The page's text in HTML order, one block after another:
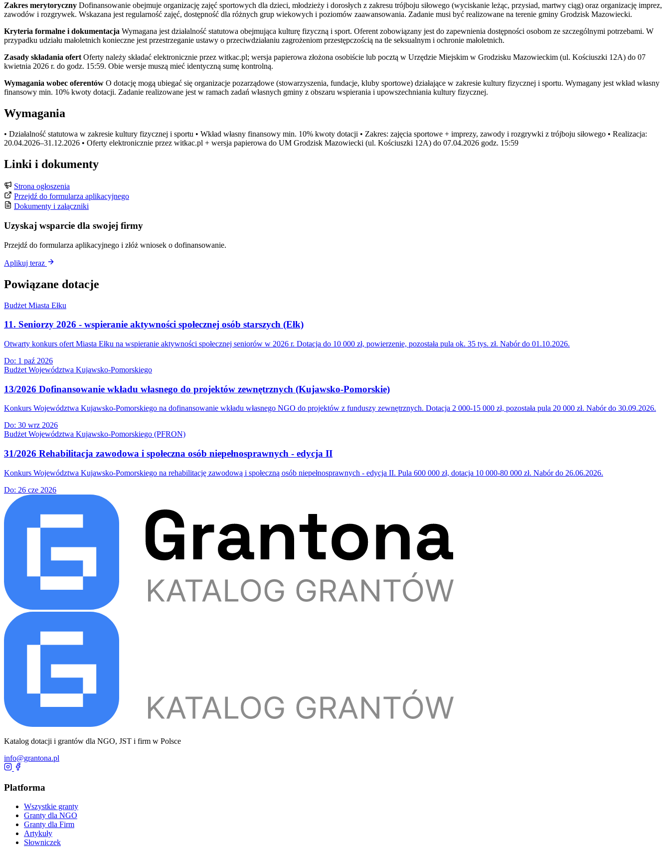
Zakres merytoryczny Dofinansowanie obejmuje organizację zajęć sportowych dla dzieci, młodzieży i dorosłych z zakresu trójboju siłowego (wyciskanie leżąc, przysiad, martwy ciąg) oraz organizację imprez,
zawodów i rozgrywek. Wskazana jest regularność zajęć, dostępność dla różnych grup wiekowych i poziomów zaawansowania. Zadanie musi być realizowane na terenie gminy Grodzisk Mazowiecki.
Kryteria formalne i dokumentacja Wymagana jest działalność statutowa obejmująca kulturę fizyczną i sport. Oferent zobowiązany jest do zapewnienia dostępności osobom ze szczególnymi potrzebami. W
przypadku udziału małoletnich konieczne jest przestrzeganie ustawy o przeciwdziałaniu zagrożeniom przestępczością na tle seksualnym i ochronie małoletnich.
Zasady składania ofert Oferty należy składać elektronicznie przez witkac.pl; wersja papierowa złożona osobiście lub pocztą w Urzędzie Miejskim w Grodzisku Mazowieckim (ul. Kościuszki 12A) do 07
kwietnia 2026 r. do godz. 15:59. Obie wersje muszą mieć identyczną sumę kontrolną.
Wymagania wobec oferentów O dotację mogą ubiegać się organizacje pozarządowe (stowarzyszenia, fundacje, kluby sportowe) działające w zakresie kultury fizycznej i sportu. Wymagany jest wkład własny
finansowy min. 10% kwoty dotacji. Zadanie realizowane jest w ramach zadań własnych gminy z obszaru wspierania i upowszechniania kultury fizycznej.
Wymagania
• Działalność statutowa w zakresie kultury fizycznej i sportu • Wkład własny finansowy min. 10% kwoty dotacji • Zakres: zajęcia sportowe + imprezy, zawody i rozgrywki z trójboju siłowego • Realizacja:
20.04.2026–31.12.2026 • Oferty elektronicznie przez witkac.pl + wersja papierowa do UM Grodzisk Mazowiecki (ul. Kościuszki 12A) do 07.04.2026 godz. 15:59
Linki i dokumenty
Strona ogłoszenia
Przejdź do formularza aplikacyjnego
Dokumenty i załączniki
Uzyskaj wsparcie dla swojej firmy
Przejdź do formularza aplikacyjnego i złóż wniosek o dofinansowanie.
Aplikuj teraz
Powiązane dotacje
Budżet Miasta Ełku
11. Seniorzy 2026 - wspieranie aktywności społecznej osób starszych (Ełk)
Otwarty konkurs ofert Miasta Ełku na wspieranie aktywności społecznej seniorów w 2026 r. Dotacja do 10 000 zł, powierzenie, pozostała pula ok. 35 tys. zł. Nabór do 01.10.2026.
Do: 1 paź 2026
Budżet Województwa Kujawsko-Pomorskiego
13/2026 Dofinansowanie wkładu własnego do projektów zewnętrznych (Kujawsko-Pomorskie)
Konkurs Województwa Kujawsko-Pomorskiego na dofinansowanie wkładu własnego NGO do projektów z funduszy zewnętrznych. Dotacja 2 000-15 000 zł, pozostała pula 20 000 zł. Nabór do 30.09.2026.
Do: 30 wrz 2026
Budżet Województwa Kujawsko-Pomorskiego (PFRON)
31/2026 Rehabilitacja zawodowa i społeczna osób niepełnosprawnych - edycja II
Konkurs Województwa Kujawsko-Pomorskiego na rehabilitację zawodową i społeczną osób niepełnosprawnych - edycja II. Pula 600 000 zł, dotacja 10 000-80 000 zł. Nabór do 26.06.2026.
Do: 26 cze 2026
Katalog dotacji i grantów dla NGO, JST i firm w Polsce
info@grantona.pl
Platforma
Wszystkie granty
Granty dla NGO
Granty dla Firm
Artykuły
Słowniczek